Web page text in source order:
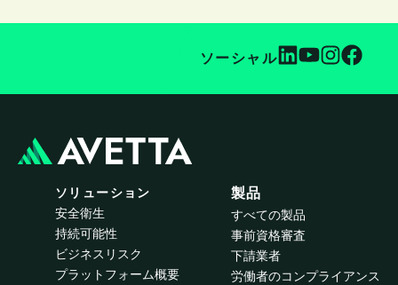
ソーシャル
ソリューション
安全衛生
持続可能性
ビジネスリスク
プラットフォーム概要
製品
すべての製品
事前資格審査
下請業者
労働者のコンプライアンス